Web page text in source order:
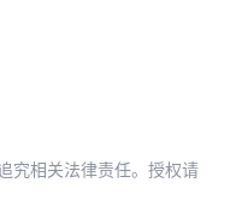
究相关法律责任。授权请